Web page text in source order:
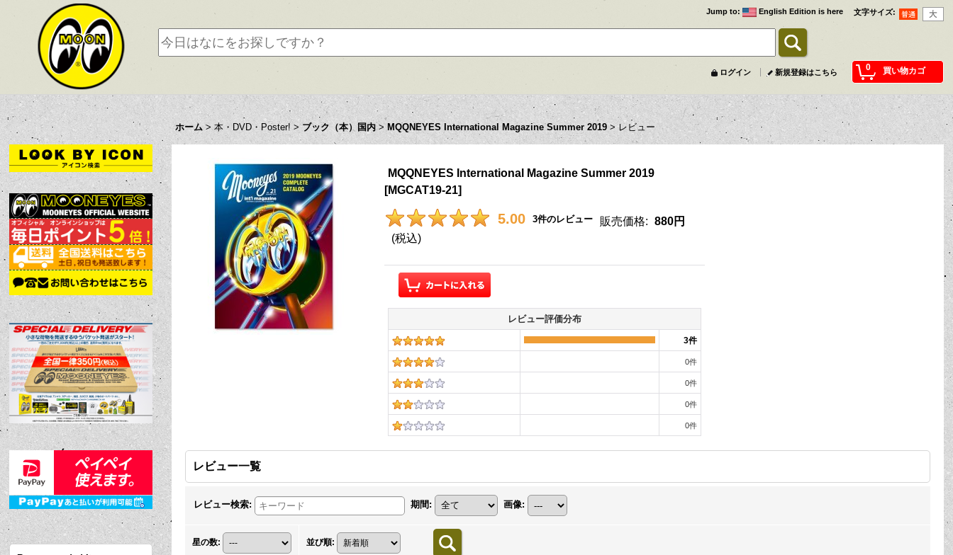
文字サイズ:
Jump to: English Edition is here
0 買い物カゴ
ログイン 新規登録はこちら
ホーム > 本・DVD・Poster! > ブック（本）国内 > MQQNEYES International Magazine Summer 2019 > レビュー
MQQNEYES International Magazine Summer 2019
[MGCAT19-21]
5.00 3件のレビュー 販売価格: 880円
(税込)
レビュー評価分布
3件
0件
0件
0件
0件
レビュー一覧
レビュー検索: 期間 : 画像:
星の数: 並び順: